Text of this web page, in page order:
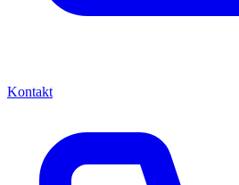
Kontakt